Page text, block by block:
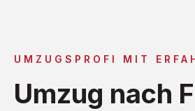
UMZUGSPROFI MIT
Umzug nach